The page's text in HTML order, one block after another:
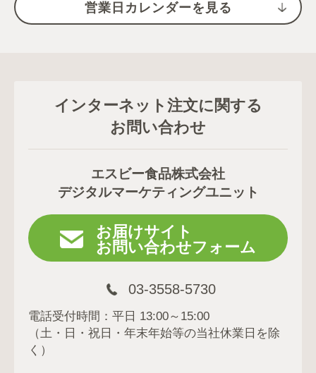
営業日カレンダーを見る
インターネット注文に関する
お問い合わせ
エスビー食品株式会社
デジタルマーケティングユニット
お届けサイト
お問い合わせフォーム
03-3558-5730
電話受付時間：平日 13:00～15:00
（土・日・祝日・年末年始等の当社休業日を除
く）